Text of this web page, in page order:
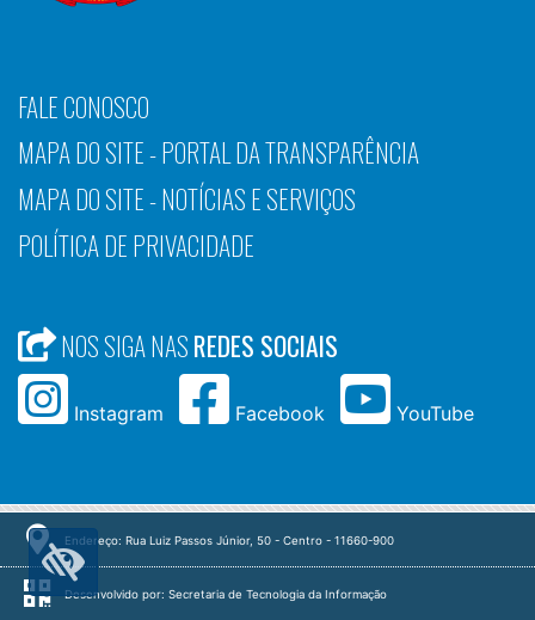
FALE CONOSCO
MAPA DO SITE - PORTAL DA TRANSPARÊNCIA
MAPA DO SITE - NOTÍCIAS E SERVIÇOS
POLÍTICA DE PRIVACIDADE
NOS SIGA NASREDES SOCIAIS
Instagram Facebook YouTube
Endereço: Rua Luiz Passos Júnior, 50 - Centro - 11660-900
Desenvolvido por: Secretaria de Tecnologia da Informação